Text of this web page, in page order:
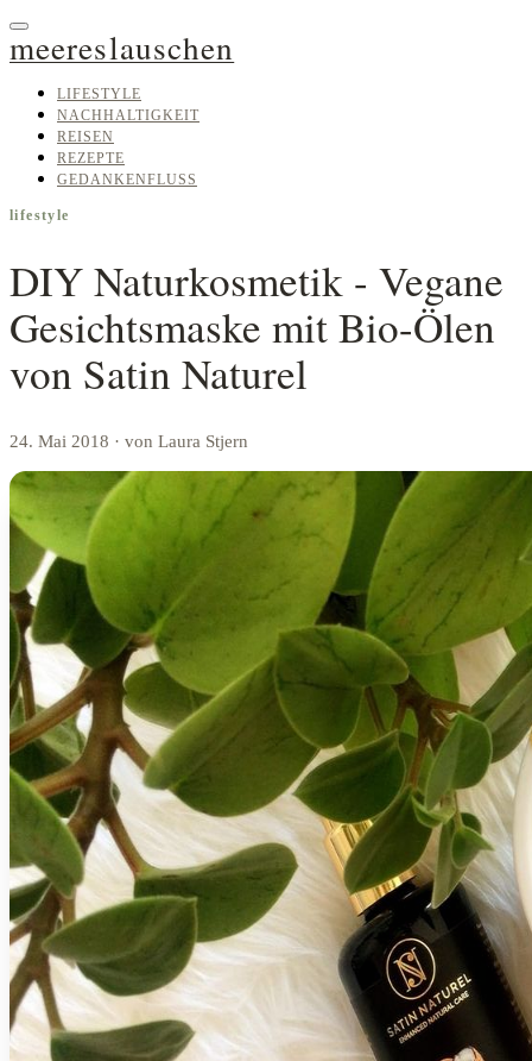
meereslauschen
LIFESTYLE
NACHHALTIGKEIT
REISEN
REZEPTE
GEDANKENFLUSS
lifestyle
DIY Naturkosmetik - Vegane
Gesichtsmaske mit Bio-Ölen
von Satin Naturel
24. Mai 2018 · von Laura Stjern